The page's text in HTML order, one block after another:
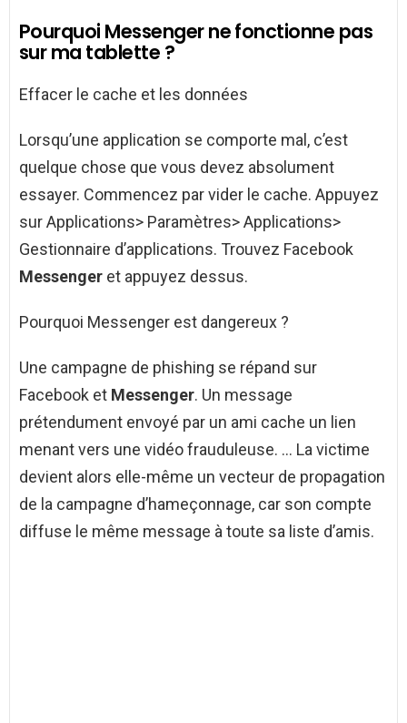
Pourquoi Messenger ne fonctionne pas
sur ma tablette ?
Effacer le cache et les données
Lorsqu’une application se comporte mal, c’est
quelque chose que vous devez absolument
essayer. Commencez par vider le cache. Appuyez
sur Applications> Paramètres> Applications>
Gestionnaire d’applications. Trouvez Facebook
Messenger et appuyez dessus.
Pourquoi Messenger est dangereux ?
Une campagne de phishing se répand sur
Facebook et Messenger. Un message
prétendument envoyé par un ami cache un lien
menant vers une vidéo frauduleuse. … La victime
devient alors elle-même un vecteur de propagation
de la campagne d’hameçonnage, car son compte
diffuse le même message à toute sa liste d’amis.